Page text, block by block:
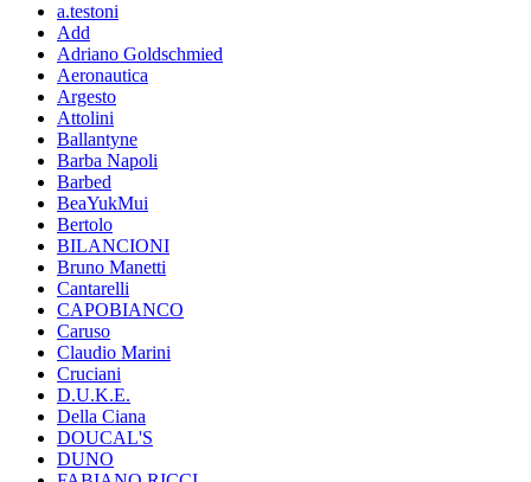
a.testoni
Add
Adriano Goldschmied
Aeronautica
Argesto
Attolini
Ballantyne
Barba Napoli
Barbed
BeaYukMui
Bertolo
BILANCIONI
Bruno Manetti
Cantarelli
CAPOBIANCO
Caruso
Claudio Marini
Cruciani
D.U.K.E.
Della Ciana
DOUCAL'S
DUNO